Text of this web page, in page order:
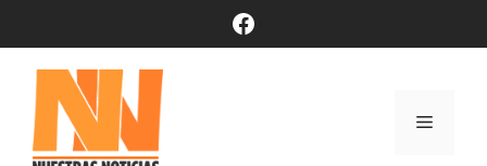
contenido
Facebook
Menú